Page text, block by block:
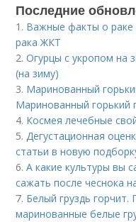
Последние
1. Важные факты о раке
рака ЖКТ
2.Огурцы с укропом на
(на зиму)
3. Маринованный
Маринованный горький
4. Космея лечебные
5.Дегустационная
статьи в новую
6.А какие культуры вы
сажать после чеснока
7. Белый груздь
маринованные белые